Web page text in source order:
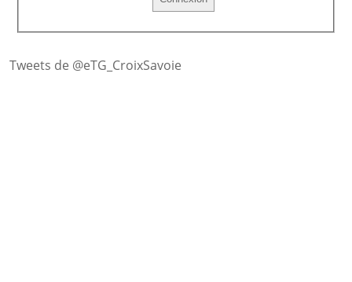
Tweets de @eTG_CroixSavoie